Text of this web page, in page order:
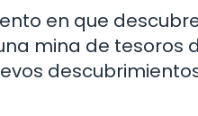
en que
mina de tesoros